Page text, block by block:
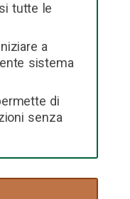
tutte le
a
sistema
di
senza